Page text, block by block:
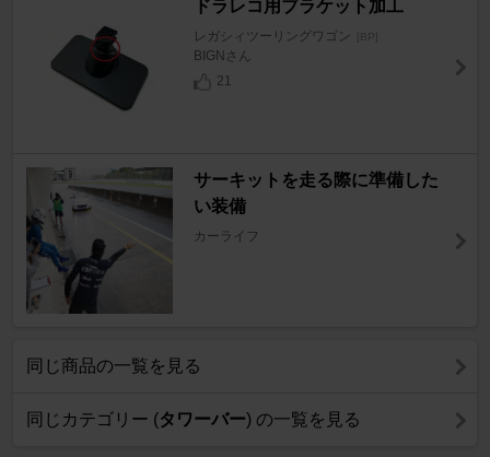
ドラレコ用ブラケット加工
レガシィツーリングワゴン [BP]
BIGNさん
21
サーキットを走る際に準備した
い装備
カーライフ
同じ商品の一覧を見る
同じカテゴリー (タワーバー) の一覧を見る